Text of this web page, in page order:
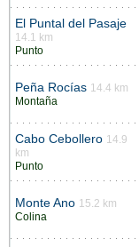
El Puntal del Pasaje
14.1 km
Punto
Peña Rocías 14.4 km
Montaña
Cabo Cebollero 14.9
km
Punto
Monte Ano 15.2 km
Colina